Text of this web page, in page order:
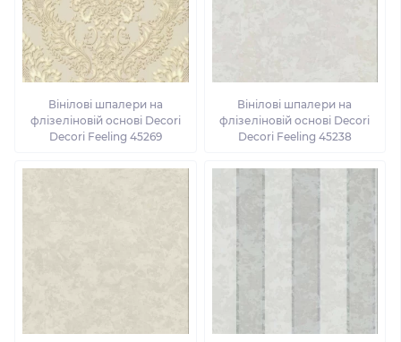
Вінілові шпалери на
флізеліновій основі Decori
Decori Feeling 45269
Вінілові шпалери на
флізеліновій основі Decori
Decori Feeling 45238